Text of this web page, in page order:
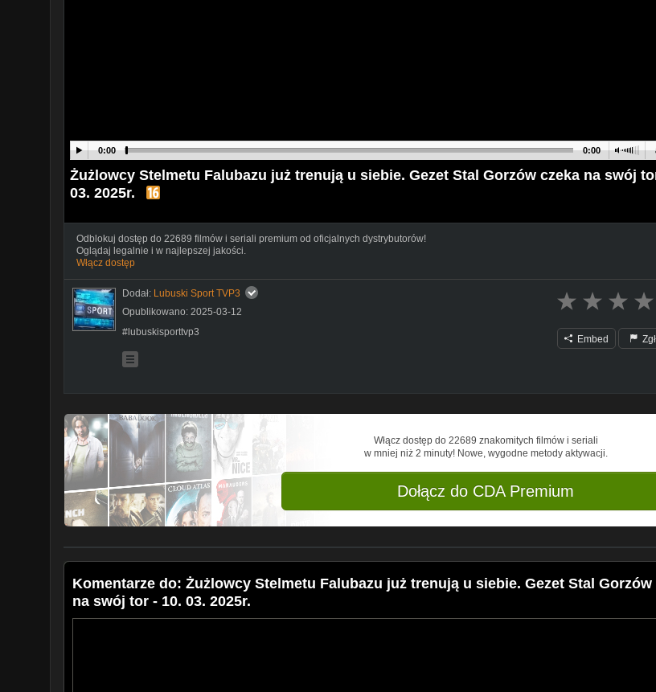
0:00 0:00
Żużlowcy Stelmetu Falubazu już trenują u siebie. Gezet Stal Gorzów czeka na swój
03. 2025r.
Odblokuj dostęp do 22689 filmów i seriali premium od oficjalnych dystrybutorów!
Oglądaj legalnie i w najlepszej jakości.
Włącz dostęp
Dodał: Lubuski Sport TVP3
Opublikowano: 2025-03-12
#lubuskisporttvp3
Embed
Włącz dostęp do 22689 znakomitych filmów i seriali
w mniej niż 2 minuty! Nowe, wygodne metody aktywacji.
Dołącz do CDA Premium
Komentarze do: Żużlowcy Stelmetu Falubazu już trenują u siebie. Gezet Stal Gorzów
na swój tor - 10. 03. 2025r.